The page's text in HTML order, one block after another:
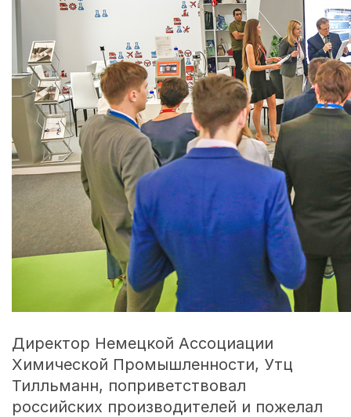
Директор Немецкой Ассоциации
Химической Промышленности, Утц
Тилльманн, поприветствовал
российских производителей и пожелал